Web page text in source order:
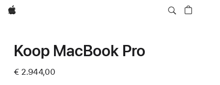
Apple
Koop MacBook Pro
€ 2.944,00